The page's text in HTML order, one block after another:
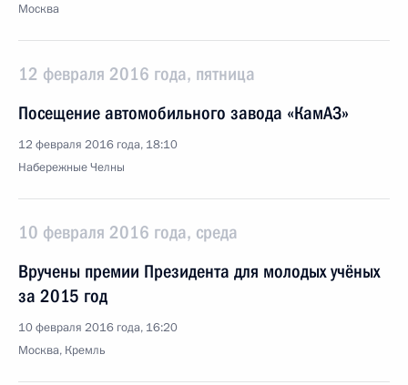
Москва
12 февраля 2016 года, пятница
Посещение автомобильного завода «КамАЗ»
12 февраля 2016 года, 18:10
Набережные Челны
10 февраля 2016 года, среда
Вручены премии Президента для молодых учёных
за 2015 год
10 февраля 2016 года, 16:20
Москва, Кремль